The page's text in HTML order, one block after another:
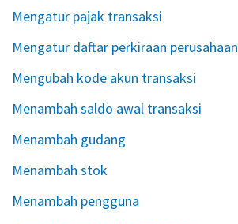
Mengatur pajak transaksi
Mengatur daftar perkiraan perusahaan
Mengubah kode akun transaksi
Menambah saldo awal transaksi
Menambah gudang
Menambah stok
Menambah pengguna